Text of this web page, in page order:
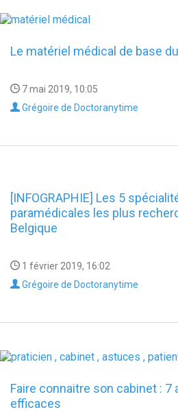
Le matériel médical de base
7 mai 2019, 10:05
Grégoire de Doctoranytime
[INFOGRAPHIE] Les 5
paramédicales les plus
Belgique
1 février 2019, 16:02
Grégoire de Doctoranytime
Faire connaitre son cabinet :
efficaces